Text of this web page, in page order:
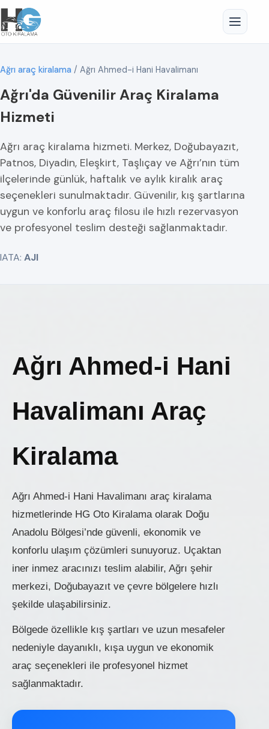
Ağrı araç kiralama / Ağrı Ahmed-i Hani Havalimanı
Ağrı'da Güvenilir Araç Kiralama
Hizmeti
Ağrı araç kiralama hizmeti. Merkez, Doğubayazıt,
Patnos, Diyadin, Eleşkirt, Taşlıçay ve Ağrı’nın tüm
ilçelerinde günlük, haftalık ve aylık kiralık araç
seçenekleri sunulmaktadır. Güvenilir, kış şartlarına
uygun ve konforlu araç filosu ile hızlı rezervasyon
ve profesyonel teslim desteği sağlanmaktadır.
IATA: AJI
Ağrı Ahmed-i Hani
Havalimanı Araç
Kiralama
Ağrı Ahmed-i Hani Havalimanı araç kiralama
hizmetlerinde HG Oto Kiralama olarak Doğu
Anadolu Bölgesi’nde güvenli, ekonomik ve
konforlu ulaşım çözümleri sunuyoruz. Uçaktan
iner inmez aracınızı teslim alabilir, Ağrı şehir
merkezi, Doğubayazıt ve çevre bölgelere hızlı
şekilde ulaşabilirsiniz.
Bölgede özellikle kış şartları ve uzun mesafeler
nedeniyle dayanıklı, kışa uygun ve ekonomik
araç seçenekleri ile profesyonel hizmet
sağlanmaktadır.